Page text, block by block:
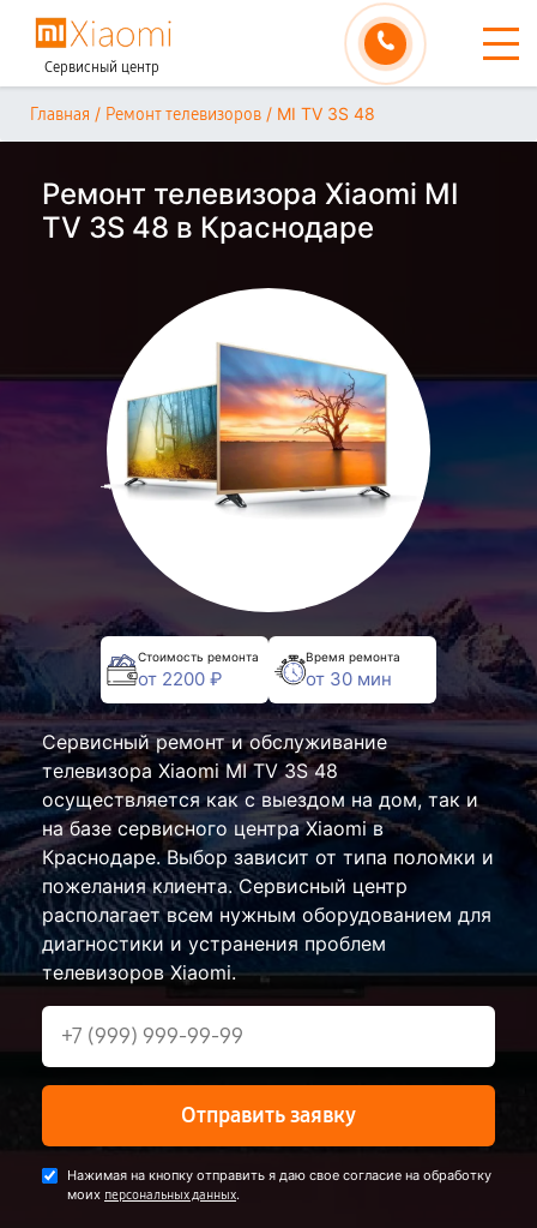
Сервисный центр
Главная / Ремонт телевизоров / MI TV 3S 48
Ремонт телевизора Xiaomi MI
TV 3S 48 в Краснодаре
Стоимость ремонта
от 2200 ₽
Время ремонта
от 30 мин
Сервисный ремонт и обслуживание
телевизора Xiaomi MI TV 3S 48
осуществляется как с выездом на дом, так и
на базе сервисного центра Xiaomi в
Краснодаре. Выбор зависит от типа поломки и
пожелания клиента. Сервисный центр
располагает всем нужным оборудованием для
диагностики и устранения проблем
телевизоров Xiaomi.
Отправить заявку
Нажимая на кнопку отправить я даю свое согласие на обработку
моих персональных данных.